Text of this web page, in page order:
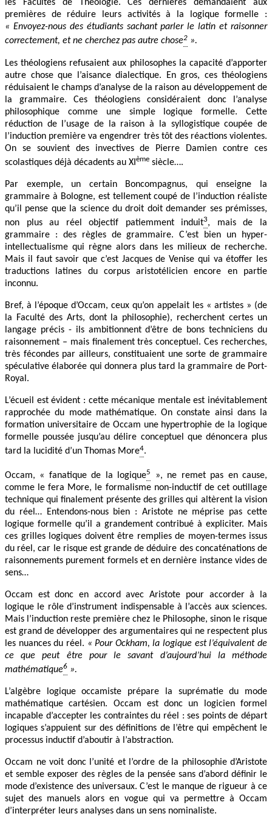
les Facultés de Théologie. Ces dernières demandaient aux
premières de réduire leurs activités à la logique formelle :
« Envoyez-nous des étudiants sachant parler le latin et raisonner
correctement, et ne cherchez pas autre chose2 ».
Les théologiens refusaient aux philosophes la capacité d’apporter
autre chose que l’aisance dialectique. En gros, ces théologiens
réduisaient le champs d’analyse de la raison au développement de
la grammaire. Ces théologiens considéraient donc l’analyse
philosophique comme une simple logique formelle. Cette
réduction de l’usage de la raison à la syllogistique coupée de
l’induction première va engendrer très tôt des réactions violentes.
On se souvient des invectives de Pierre Damien contre ces
scolastiques déjà décadents au XI ème siècle….
Par exemple, un certain Boncompagnus, qui enseigne la
grammaire à Bologne, est tellement coupé de l’induction réaliste
qu’il pense que la science du droit doit demander ses prémisses,
non plus au réel objectif patiemment induit3, mais de la
grammaire : des règles de grammaire. C’est bien un hyper-
intellectualisme qui règne alors dans les milieux de recherche.
Mais il faut savoir que c’est Jacques de Venise qui va étoffer les
traductions latines du corpus aristotélicien encore en partie
inconnu.
Bref, à l’époque d’Occam, ceux qu’on appelait les « artistes » (de
la Faculté des Arts, dont la philosophie), recherchent certes un
langage précis - ils ambitionnent d’être de bons techniciens du
raisonnement – mais finalement très conceptuel. Ces recherches,
très fécondes par ailleurs, constituaient une sorte de grammaire
spéculative élaborée qui donnera plus tard la grammaire de Port-
Royal.
L’écueil est évident : cette mécanique mentale est inévitablement
rapprochée du mode mathématique. On constate ainsi dans la
formation universitaire de Occam une hypertrophie de la logique
formelle poussée jusqu’au délire conceptuel que dénoncera plus
tard la lucidité d’un Thomas More4.
Occam, « fanatique de la logique5
», ne remet pas en cause,
comme le fera More, le formalisme non-inductif de cet outillage
technique qui finalement présente des grilles qui altèrent la vision
du réel… Entendons-nous bien : Aristote ne méprise pas cette
logique formelle qu’il a grandement contribué à expliciter. Mais
ces grilles logiques doivent être remplies de moyen-termes issus
du réel, car le risque est grande de déduire des concaténations de
raisonnements purement formels et en dernière instance vides de
sens…
Occam est donc en accord avec Aristote pour accorder à la
logique le rôle d’instrument indispensable à l’accès aux sciences.
Mais l’induction reste première chez le Philosophe, sinon le risque
est grand de développer des argumentaires qui ne respectent plus
les nuances du réel. « Pour Ockham, la logique est l’équivalent de
ce que peut être pour le savant d’aujourd’hui la méthode
mathématique6 ».
L’algèbre logique occamiste prépare la suprématie du mode
mathématique cartésien. Occam est donc un logicien formel
incapable d’accepter les contraintes du réel : ses points de départ
logiques s’appuient sur des définitions de l’être qui empêchent le
processus inductif d’aboutir à l’abstraction.
Occam ne voit donc l’unité et l’ordre de la philosophie d’Aristote
et semble exposer des règles de la pensée sans d’abord définir le
mode d’existence des universaux. C’est le manque de rigueur à ce
sujet des manuels alors en vogue qui va permettre à Occam
d’interpréter leurs analyses dans un sens nominaliste.